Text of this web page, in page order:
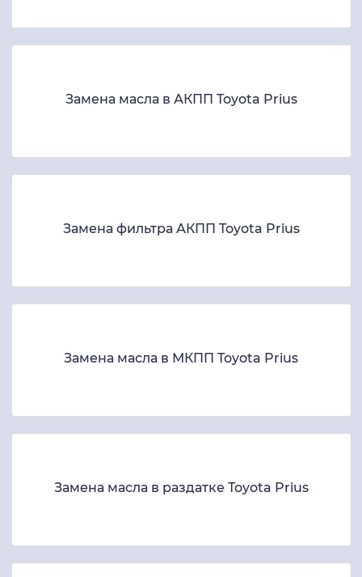
Замена масла в АКПП Toyota Prius
Замена фильтра АКПП Toyota Prius
Замена масла в МКПП Toyota Prius
Замена масла в раздатке Toyota Prius